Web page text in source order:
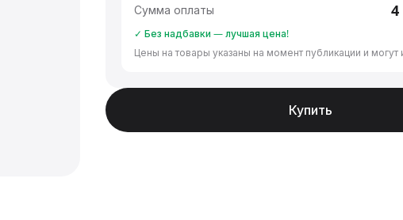
Сумма оплаты 4
✓ Без надбавки — лучшая цена!
Цены на товары указаны на момент публикации и могут
Купить